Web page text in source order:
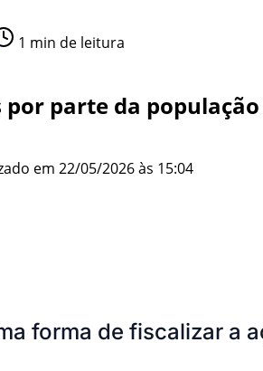
1 min de leitura
parte da
em 22/05/2026 às 15:04
forma de fiscalizar a